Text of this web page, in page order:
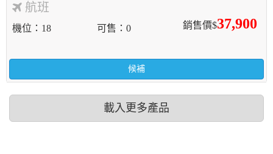
航班
銷售價$37,900
機位 18 可售 0
候補
載入更多產品